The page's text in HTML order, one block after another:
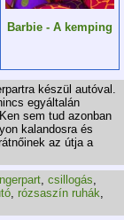
Barbie - A kemping
készül autóval.
egyáltalán
sem tud azonban
kalandosra és
az útja a
, csillogás,
, rózsaszín ruhák,